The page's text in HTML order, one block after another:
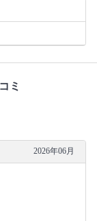
ミ
2026年06月